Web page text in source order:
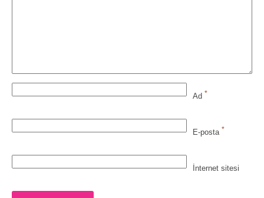
Ad *
E-posta *
İnternet sitesi